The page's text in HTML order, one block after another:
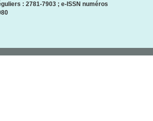
: 2781-7903 ; e-ISSN numéros